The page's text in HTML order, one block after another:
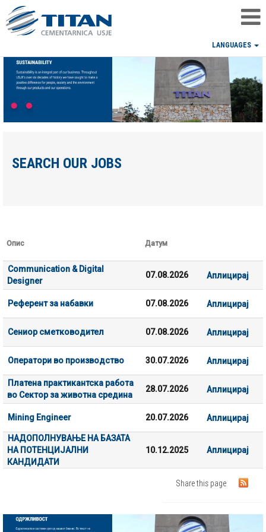
LANGUAGES
SEARCH OUR JOBS
Опис Датум
Communication & Digital
Designer
07.08.2026 Аплицирај
Референт за набавки 07.08.2026 Аплицирај
Сениор сметководител 07.08.2026 Аплицирај
Оператори во производство 30.07.2026 Аплицирај
Платена практикантска работа
во Сектор за животна средина
28.07.2026 Аплицирај
Mining Engineer 20.07.2026 Аплицирај
НАДОПОЛНУВАЊЕ НА БАЗАТА
НА ПОТЕНЦИЈАЛНИ
КАНДИДАТИ
10.12.2025 Аплицирај
Share this page